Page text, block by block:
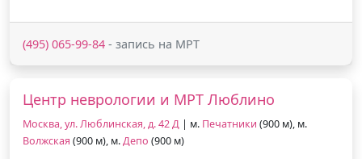
(495) 065-99-84 - запись на МРТ
Центр неврологии и МРТ Люблино
Москва, ул. Люблинская, д. 42 Д | м. Печатники (900 м), м.
Волжская (900 м), м.Депо (900 м)